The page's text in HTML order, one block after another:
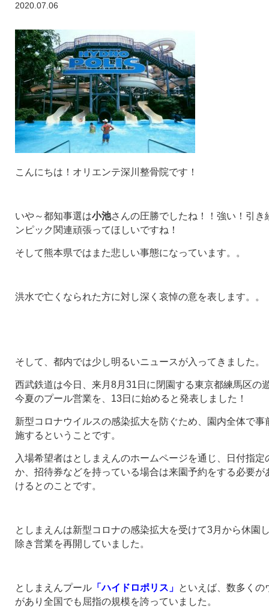
2020.07.06
こんにちは！オリエンテ深川整骨院です！
いや～都知事選は小池さんの圧勝でしたね！！強い！引き
ンピック関連頑張ってほしいですね！
そして熊本県ではまた悲しい事態になっています。。
洪水で亡くなられた方に対し深く哀悼の意を表します。。
そして、都内では少し明るいニュースが入ってきました。
西武鉄道は今日、来月8月31日に閉園する東京都練馬区の
今夏のプール営業を、13日に始めると発表しました！
新型コロナウイルスの感染拡大を防ぐため、園内全体で事
施するということです。
入場希望者はとしまえんのホームページを通じ、日付指定
か、招待券などを持っている場合は来園予約をする必要が
けるとのことです。
としまえんは新型コロナの感染拡大を受けて3月から休園
除き営業を再開していました。
としまえんプール 「ハイドロポリス」 といえば、数多く
があり全国でも屈指の規模を誇っていました。